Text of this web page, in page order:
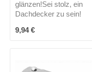
glänzen!Sei stolz, ein
Dachdecker zu sein!
Regulärer Preis:
9,94 €